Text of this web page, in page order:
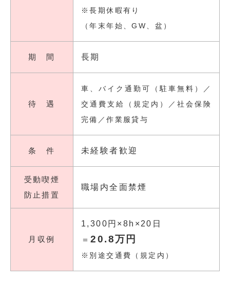
※長期休暇有り
（年末年始、GW、盆）
期 間 長期
待 遇
車、バイク通勤可（駐車無料）／
交通費支給（規定内）／社会保険
完備／作業服貸与
条 件 未経験者歓迎
受動喫煙
防止措置
職場内全面禁煙
月収例
1,300円×8h×20日
＝20.8万円
※別途交通費（規定内）